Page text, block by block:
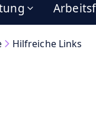
Hilfreiche Links